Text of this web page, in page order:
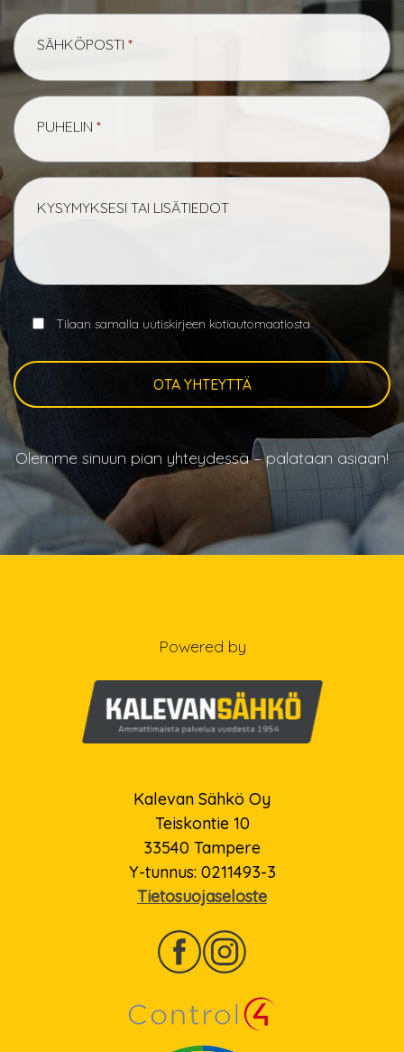
SÄHKÖPOSTI *
PUHELIN *
KYSYMYKSESI TAI LISÄTIEDOT
Tilaan samalla uutiskirjeen kotiautomaatiosta
Olemme sinuun pian yhteydessä – palataan asiaan!
Powered by
Kalevan Sähkö Oy
Teiskontie 10
33540 Tampere
Y-tunnus: 0211493-3
Tietosuojaseloste